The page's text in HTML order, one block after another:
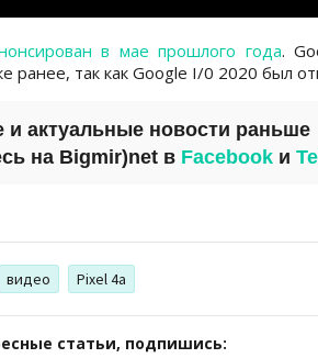
в мае прошлого года.
ранее, так как Google I/0 2020 был
и актуальные новости раньше
на Bigmir)net в Facebook и
видео Pixel 4a
статьи, подпишись: